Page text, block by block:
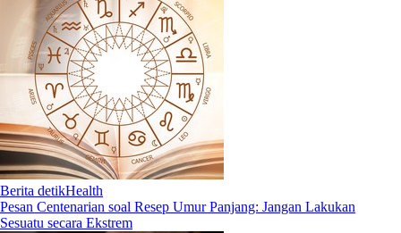
Berita detikHealth
Pesan Centenarian soal Resep Umur Panjang: Jangan Lakukan
Sesuatu secara Ekstrem